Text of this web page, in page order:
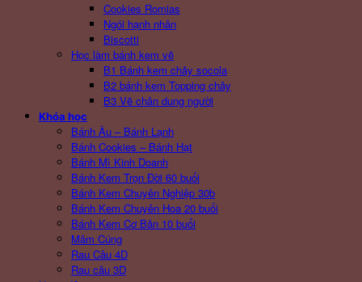
Cookies Romias
Ngói hạnh nhân
Biscotti
Học làm bánh kem vẽ
B1 Bánh kem chảy socola
B2 bánh kem Topping chảy
B3 Vẽ chân dung người
Khóa học
Bánh Âu – Bánh Lạnh
Bánh Cookies – Bánh Hạt
Bánh Mì Kinh Doanh
Bánh Kem Trọn Đời 60 buổi
Bánh Kem Chuyên Nghiệp 30b
Bánh Kem Chuyên Hoa 20 buổi
Bánh Kem Cơ Bản 10 buổi
Mâm Cúng
Rau Câu 4D
Rau câu 3D